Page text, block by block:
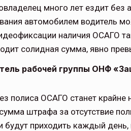
много лет ездит без
автомобилем водитель
наличия ОСАГО
солидная сумма, явно
рабочей группы ОНФ
полиса ОСАГО станет крайне
штрафа за отсутствие
будут приходить каждый